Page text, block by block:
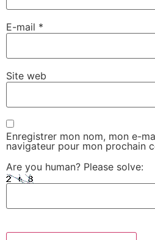
E-mail *
Site web
Enregistrer mon nom, mon e-
navigateur pour mon prochain
Are you human? Please solve: